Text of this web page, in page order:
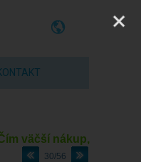
väčší nákup,
30/56